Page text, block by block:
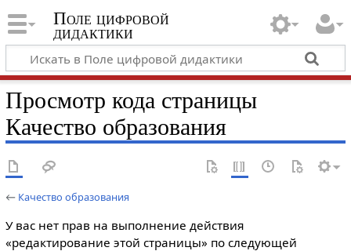
Поле цифровой
дидактики
Просмотр кода страницы
Качество образования
← Качество образования
У вас нет прав на выполнение действия
«редактирование этой страницы» по следующей